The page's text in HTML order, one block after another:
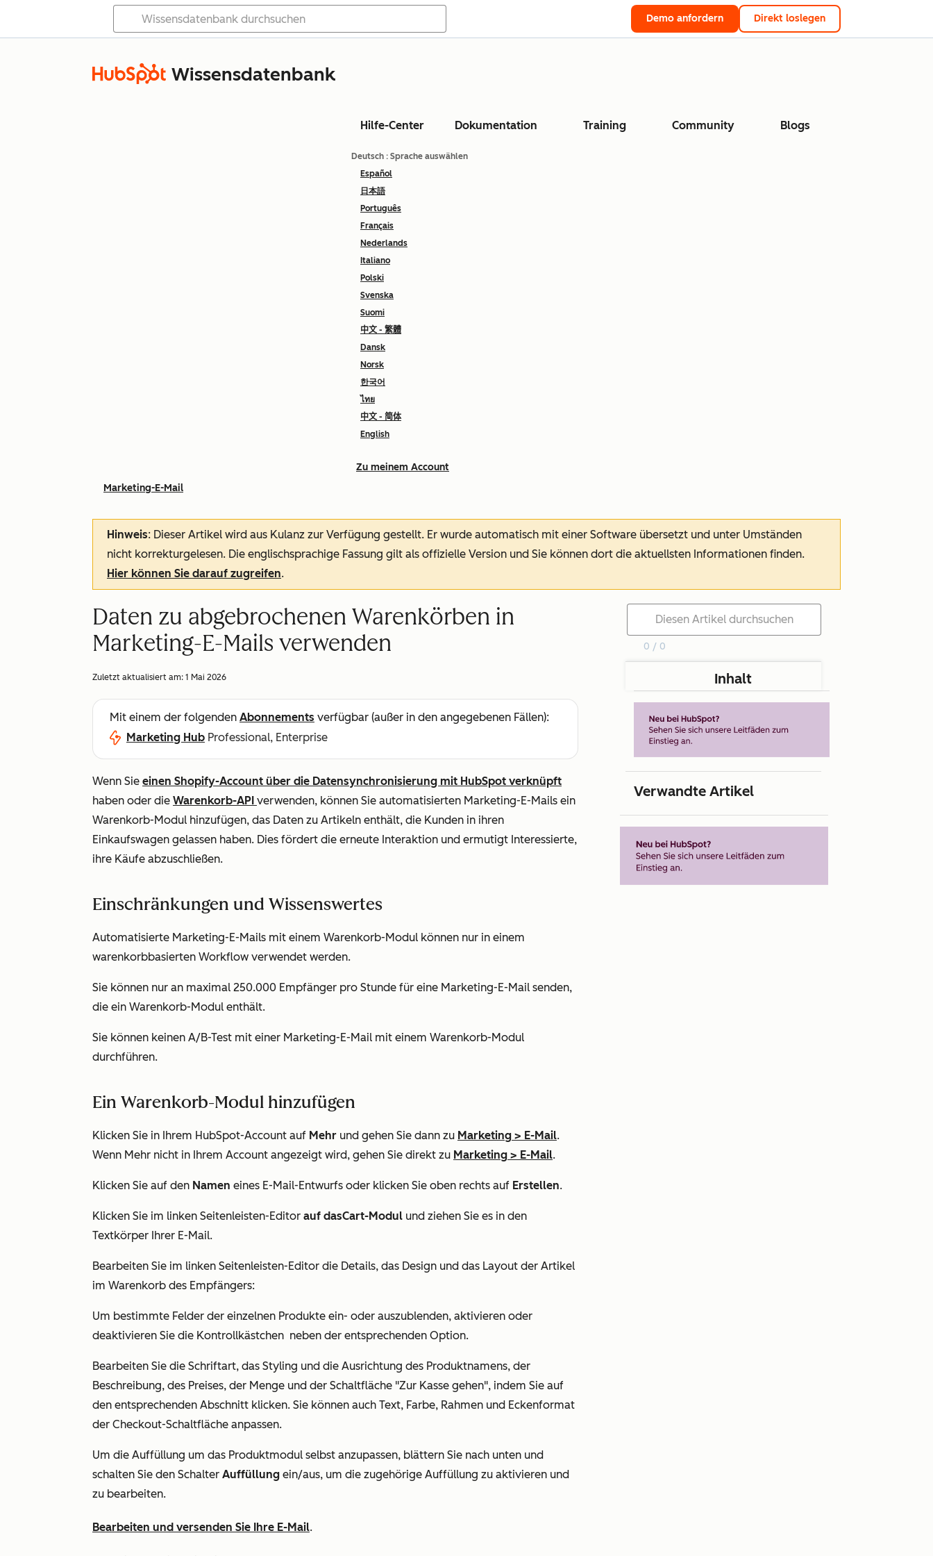
Demo anfordern Direkt loslegen
Wissensdatenbank
Hilfe-Center Dokumentation Training Community Blogs
Deutsch : Sprache auswählen
Español
日本語
Português
Français
Nederlands
Italiano
Polski
Svenska
Suomi
中文 - 繁體
Dansk
Norsk
한국어
ไทย
中文 - 简体
English
Zu meinem Account
Marketing-E-Mail
Hinweis: Dieser Artikel wird aus Kulanz zur Verfügung gestellt. Er wurde automatisch mit einer Software übersetzt und unter Umständen
nicht korrekturgelesen. Die englischsprachige Fassung gilt als offizielle Version und Sie können dort die aktuellsten Informationen finden.
Hier können Sie darauf zugreifen.
Daten zu abgebrochenen Warenkörben in
Marketing-E-Mails verwenden
Zuletzt aktualisiert am: 1 Mai 2026
Mit einem der folgenden Abonnements verfügbar (außer in den angegebenen Fällen):
Marketing Hub Professional, Enterprise
Wenn Sie einen Shopify-Account über die Datensynchronisierung mit HubSpot verknüpft
haben oder die Warenkorb-API verwenden, können Sie automatisierten Marketing-E-Mails ein
Warenkorb-Modul hinzufügen, das Daten zu Artikeln enthält, die Kunden in ihren
Einkaufswagen gelassen haben. Dies fördert die erneute Interaktion und ermutigt Interessierte,
ihre Käufe abzuschließen.
Einschränkungen und Wissenswertes
Automatisierte Marketing-E-Mails mit einem Warenkorb-Modul können nur in einem
warenkorbbasierten Workflow verwendet werden.
Sie können nur an maximal 250.000 Empfänger pro Stunde für eine Marketing-E-Mail senden,
die ein Warenkorb-Modul enthält.
Sie können keinen A/B-Test mit einer Marketing-E-Mail mit einem Warenkorb-Modul
durchführen.
Ein Warenkorb-Modul hinzufügen
Klicken Sie in Ihrem HubSpot-Account auf Mehr und gehen Sie dann zu Marketing > E-Mail.
Wenn Mehr nicht in Ihrem Account angezeigt wird, gehen Sie direkt zu Marketing > E-Mail.
Klicken Sie auf den Namen eines E-Mail-Entwurfs oder klicken Sie oben rechts auf Erstellen.
Klicken Sie im linken Seitenleisten-Editor auf dasCart-Modul und ziehen Sie es in den
Textkörper Ihrer E-Mail.
Bearbeiten Sie im linken Seitenleisten-Editor die Details, das Design und das Layout der Artikel
im Warenkorb des Empfängers:
Um bestimmte Felder der einzelnen Produkte ein- oder auszublenden, aktivieren oder
deaktivieren Sie die Kontrollkästchen neben der entsprechenden Option.
Bearbeiten Sie die Schriftart, das Styling und die Ausrichtung des Produktnamens, der
Beschreibung, des Preises, der Menge und der Schaltfläche "Zur Kasse gehen", indem Sie auf
den entsprechenden Abschnitt klicken. Sie können auch Text, Farbe, Rahmen und Eckenformat
der Checkout-Schaltfläche anpassen.
Um die Auffüllung um das Produktmodul selbst anzupassen, blättern Sie nach unten und
schalten Sie den Schalter Auffüllung ein/aus, um die zugehörige Auffüllung zu aktivieren und
zu bearbeiten.
Bearbeiten und versenden Sie Ihre E-Mail.
0 / 0
Inhalt
Verwandte Artikel